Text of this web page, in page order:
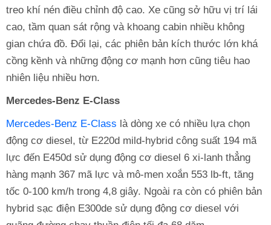
treo khí nén điều chỉnh độ cao. Xe cũng sở hữu vị trí lái
cao, tầm quan sát rộng và khoang cabin nhiều không
gian chứa đồ. Đổi lại, các phiên bản kích thước lớn khá
cồng kềnh và những động cơ mạnh hơn cũng tiêu hao
nhiên liệu nhiều hơn.
Mercedes-Benz E-Class
Mercedes-Benz E-Class là dòng xe có nhiều lựa chọn
động cơ diesel, từ E220d mild-hybrid công suất 194 mã
lực đến E450d sử dụng động cơ diesel 6 xi-lanh thẳng
hàng mạnh 367 mã lực và mô-men xoắn 553 lb-ft, tăng
tốc 0-100 km/h trong 4,8 giây. Ngoài ra còn có phiên bản
hybrid sạc điện E300de sử dụng động cơ diesel với